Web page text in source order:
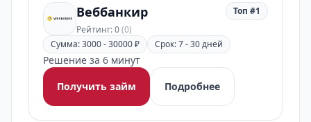
Веббанкир
Рейтинг: 0(0)
Топ #1
Сумма: 3000 - 30000 ₽ Срок: 7 - 30 дней
Решение за 6 минут
Получить займ
Подробнее